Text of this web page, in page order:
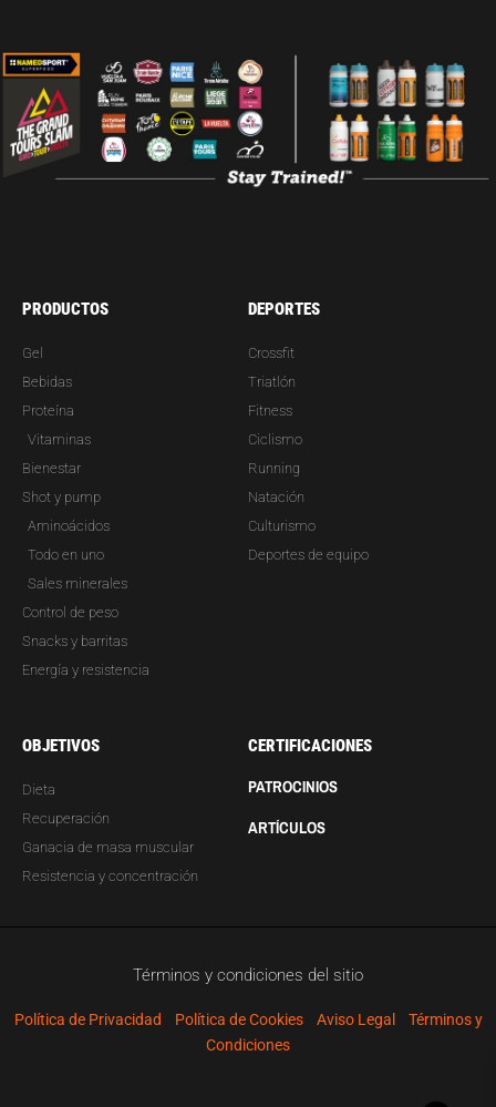
PRODUCTOS
Gel
Bebidas
Proteína
Vitaminas
Bienestar
Shot y pump
Aminoácidos
Todo en uno
Sales minerales
Control de peso
Snacks y barritas
Energía y resistencia
DEPORTES
Crossfit
Triatlón
Fitness
Ciclismo
Running
Natación
Culturismo
Deportes de equipo
OBJETIVOS
Dieta
Recuperación
Ganacia de masa muscular
Resistencia y concentración
CERTIFICACIONES
PATROCINIOS
ARTÍCULOS
Términos y condiciones del sitio
Política de Privacidad Política de Cookies Aviso Legal
Términos y
Condiciones